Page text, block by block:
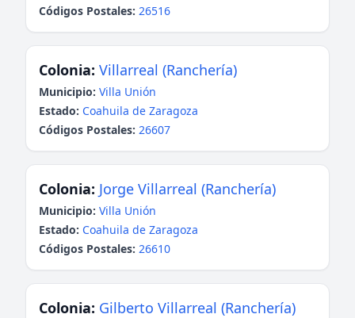
Códigos Postales: 26516
Colonia: Villarreal (Ranchería)
Municipio: Villa Unión
Estado: Coahuila de Zaragoza
Códigos Postales: 26607
Colonia: Jorge Villarreal (Ranchería)
Municipio: Villa Unión
Estado: Coahuila de Zaragoza
Códigos Postales: 26610
Colonia: Gilberto Villarreal (Ranchería)